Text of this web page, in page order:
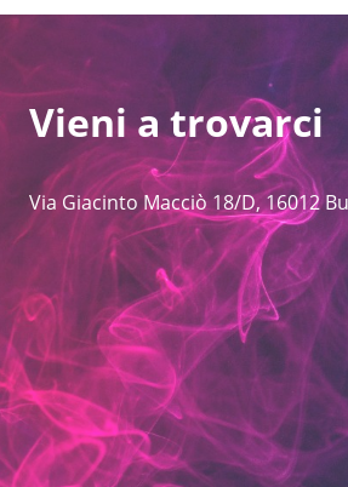
Vieni a trovarci
Via Giacinto Macciò 18/D, 16012